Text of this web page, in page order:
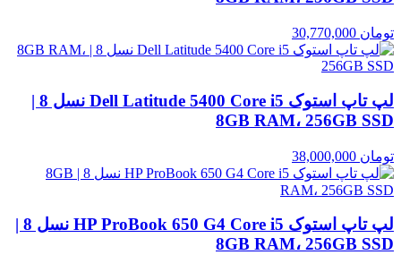
تومان
لپ تاپ استوک Dell Latitude 5400 Core i5 نسل 8 |
8GB RAM، 256GB SSD
تومان
لپ تاپ استوک HP ProBook 650 G4 Core i5 نسل 8 |
8GB RAM، 256GB SSD